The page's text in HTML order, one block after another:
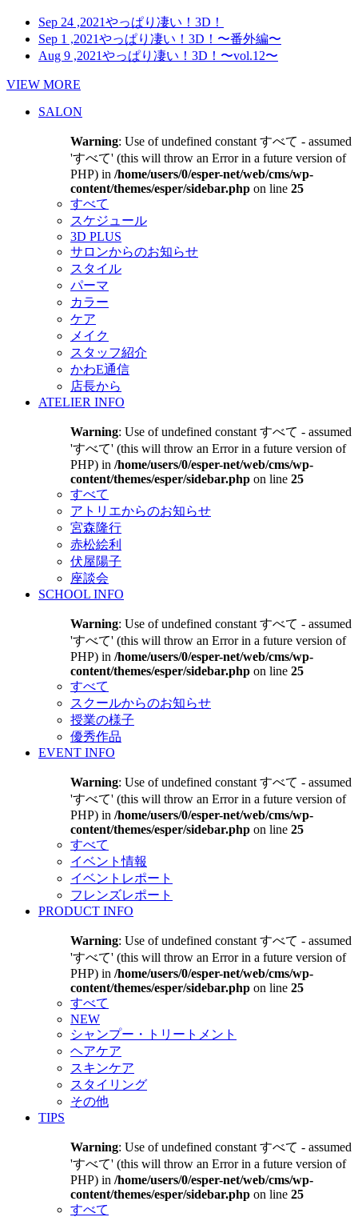
Sep 24 ,2021やっぱり凄い！3D！
Sep 1 ,2021やっぱり凄い！3D！〜番外編〜
Aug 9 ,2021やっぱり凄い！3D！〜vol.12〜
VIEW MORE
SALON
Warning: Use of undefined constant すべて - assumed
'すべて' (this will throw an Error in a future version of
PHP) in /home/users/0/esper-net/web/cms/wp-
content/themes/esper/sidebar.php on line 25
すべて
スケジュール
3D PLUS
サロンからのお知らせ
スタイル
パーマ
カラー
ケア
メイク
スタッフ紹介
かわE通信
店長から
ATELIER INFO
Warning: Use of undefined constant すべて - assumed
'すべて' (this will throw an Error in a future version of
PHP) in /home/users/0/esper-net/web/cms/wp-
content/themes/esper/sidebar.php on line 25
すべて
アトリエからのお知らせ
宮森隆行
赤松絵利
伏屋陽子
座談会
SCHOOL INFO
Warning: Use of undefined constant すべて - assumed
'すべて' (this will throw an Error in a future version of
PHP) in /home/users/0/esper-net/web/cms/wp-
content/themes/esper/sidebar.php on line 25
すべて
スクールからのお知らせ
授業の様子
優秀作品
EVENT INFO
Warning: Use of undefined constant すべて - assumed
'すべて' (this will throw an Error in a future version of
PHP) in /home/users/0/esper-net/web/cms/wp-
content/themes/esper/sidebar.php on line 25
すべて
イベント情報
イベントレポート
フレンズレポート
PRODUCT INFO
Warning: Use of undefined constant すべて - assumed
'すべて' (this will throw an Error in a future version of
PHP) in /home/users/0/esper-net/web/cms/wp-
content/themes/esper/sidebar.php on line 25
すべて
NEW
シャンプー・トリートメント
ヘアケア
スキンケア
スタイリング
その他
TIPS
Warning: Use of undefined constant すべて - assumed
'すべて' (this will throw an Error in a future version of
PHP) in /home/users/0/esper-net/web/cms/wp-
content/themes/esper/sidebar.php on line 25
すべて